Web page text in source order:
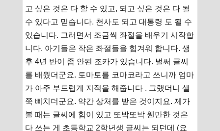
고 싶은 것은 다 할 수 있고, 되고 싶은 것은 다 될
수 있다고 믿습니다. 천사도 되고 대통령 도 될 수
있습니다. 그러면서 조금씩 좌절을 배우기 시작합
니다. 아기들은 작은 좌절들을 힘겨워 합니다. 생
후 4년 반이 좀 안된 조카가 있습니다. 벌써 글씨
를 배웠더군요. 토마토를 코마코라고 쓰니까 엄마
가 아주 부드럽게 지적을 해줍니다 . 그랬더니 샐
쭉 삐치더군요. 약간 상처를 받은 것이지요. 제가
볼 때는 글씨에 힘이 있고 또박또박 웬만한 것은
다 쓰는 게 초등학교 2학년생 글씨는 되던데 (요